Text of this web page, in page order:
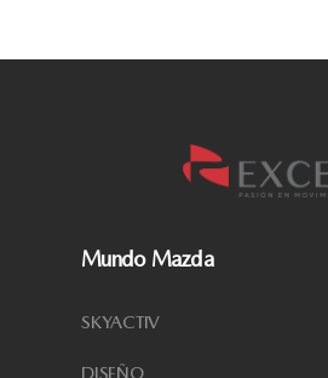
Mundo Mazda
SKYACTIV
DISEÑO